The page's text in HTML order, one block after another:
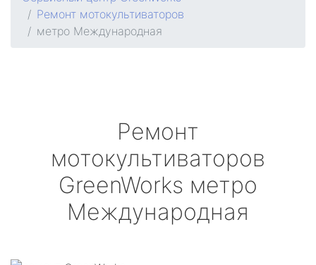
Ремонт мотокультиваторов
метро Международная
Ремонт
мотокультиваторов
GreenWorks метро
Международная